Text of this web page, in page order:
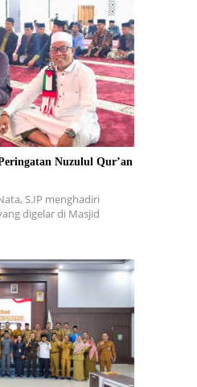
Nuzulul Qur’an
S.IP menghadiri
digelar di Masjid